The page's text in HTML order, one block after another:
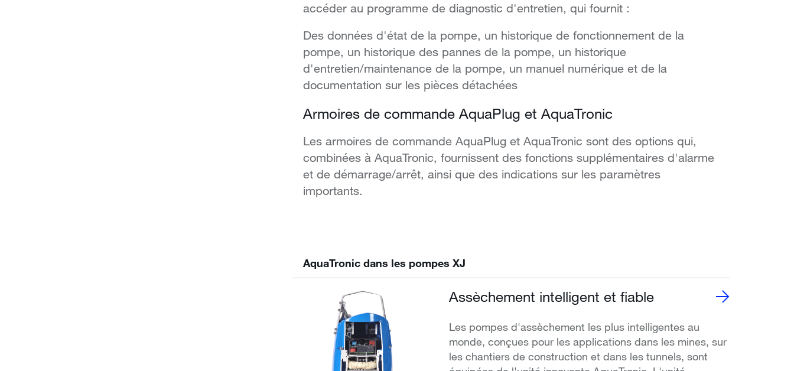
accéder au programme de diagnostic d'entretien, qui fournit :
Des données d'état de la pompe, un historique de fonctionnement de la
pompe, un historique des pannes de la pompe, un historique
d'entretien/maintenance de la pompe, un manuel numérique et de la
documentation sur les pièces détachées
Armoires de commande AquaPlug et AquaTronic
Les armoires de commande AquaPlug et AquaTronic sont des options qui,
combinées à AquaTronic, fournissent des fonctions supplémentaires d'alarme
et de démarrage/arrêt, ainsi que des indications sur les paramètres
importants.
AquaTronic dans les pompes XJ
Assèchement intelligent et fiable
Les pompes d'assèchement les plus intelligentes au
monde, conçues pour les applications dans les mines, sur
les chantiers de construction et dans les tunnels, sont